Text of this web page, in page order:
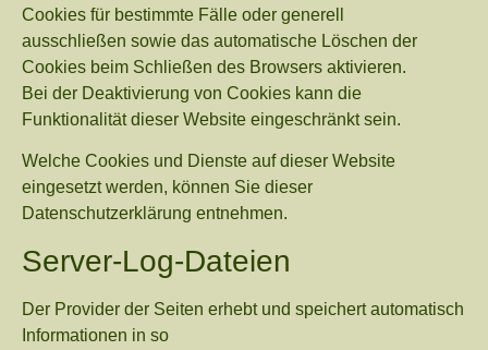
Cookies für bestimmte Fälle oder generell
ausschließen sowie das automatische Löschen der
Cookies beim Schließen des Browsers aktivieren.
Bei der Deaktivierung von Cookies kann die
Funktionalität dieser Website eingeschränkt sein.
Welche Cookies und Dienste auf dieser Website
eingesetzt werden, können Sie dieser
Datenschutzerklärung entnehmen.
Server-Log-Dateien
Der Provider der Seiten erhebt und speichert automatisch
Informationen in so